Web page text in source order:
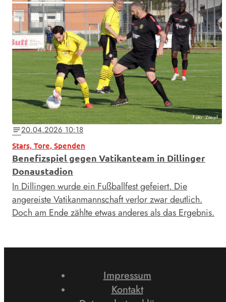
Foto: Zoepf
notes20.04.2026 10:18
Stars, Tore, Spenden
Benefizspiel gegen Vatikanteam in Dillinger
Donaustadion
In Dillingen wurde ein Fußballfest gefeiert. Die
angereiste Vatikanmannschaft verlor zwar deutlich.
Doch am Ende zählte etwas anderes als das Ergebnis.
Impressum
Kontakt